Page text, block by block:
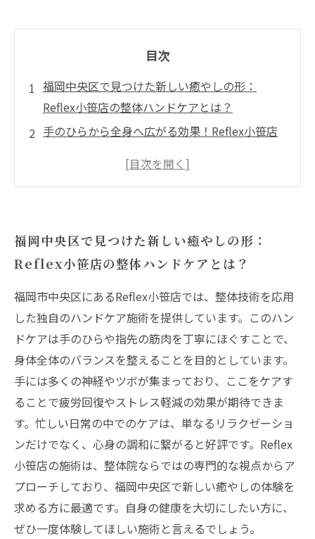
目次
福岡中央区で見つけた新しい癒やしの形：
Reflex小笹店の整体ハンドケアとは？
手のひらから全身へ広がる効果！Reflex小笹店
忙しい日常に効く！Reflex小笹店の整体ハンド
ンドケアの実際の効果とは？
癒やしのその先へ——Reflex小笹店のハンドケ
アで心身の調和を手に入れる方法
整体の技術を活かした極上の癒やし体験：
Reflex小笹店のハンドケアとは？
福岡市中央区でぜひ体験してほしい、Reflex小
笹店のハンドケアの魅力
福岡中央区で見つけた新しい癒やしの形：
Reflex小笹店の整体ハンドケアとは？
福岡市中央区にあるReflex小笹店では、整体技術を応用
した独自のハンドケア施術を提供しています。このハン
ドケアは手のひらや指先の筋肉を丁寧にほぐすことで、
身体全体のバランスを整えることを目的としています。
手には多くの神経やツボが集まっており、ここをケアす
ることで疲労回復やストレス軽減の効果が期待できま
す。忙しい日常の中でのケアは、単なるリラクゼーショ
ンだけでなく、心身の調和に繋がると好評です。Reflex
小笹店の施術は、整体院ならではの専門的な視点からア
プローチしており、福岡中央区で新しい癒やしの体験を
求める方に最適です。自身の健康を大切にしたい方に、
ぜひ一度体験してほしい施術と言えるでしょう。